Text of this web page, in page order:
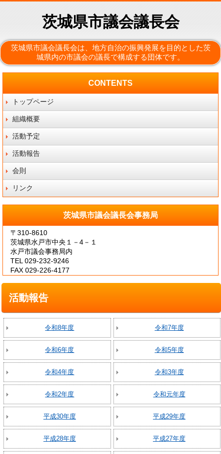
茨城県市議会議長会
茨城県市議会議長会は、地方自治の振興発展を目的とした茨
城県内の市議会の議長で構成する団体です。
CONTENTS
トップページ
組織概要
活動予定
活動報告
会則
リンク
茨城県市議会議長会事務局
〒310-8610
茨城県水戸市中央１－4－１
水戸市議会事務局内
TEL 029-232-9246
FAX 029-226-4177
活動報告
令和8年度 令和7年度
令和6年度 令和5年度
令和4年度 令和3年度
令和2年度 令和元年度
平成30年度 平成29年度
平成28年度 平成27年度